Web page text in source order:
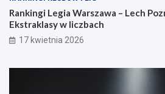
Rankingi Legia Warszawa – Lech
Ekstraklasy w liczbach
17 kwietnia 2026